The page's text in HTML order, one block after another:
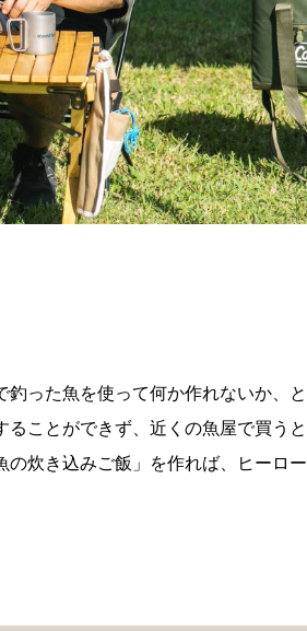
った魚を使って何か作れないか、と
ことができず、近くの魚屋で買うと
炊き込みご飯」を作れば、ヒーロー